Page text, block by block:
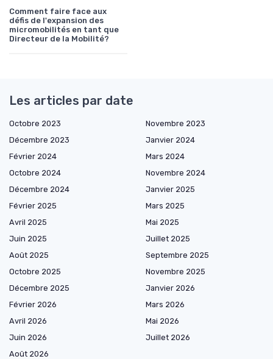
Comment faire face aux
défis de l'expansion des
micromobilités en tant que
Directeur de la Mobilité?
Les articles par date
Octobre 2023
Novembre 2023
Décembre 2023
Janvier 2024
Février 2024
Mars 2024
Octobre 2024
Novembre 2024
Décembre 2024
Janvier 2025
Février 2025
Mars 2025
Avril 2025
Mai 2025
Juin 2025
Juillet 2025
Août 2025
Septembre 2025
Octobre 2025
Novembre 2025
Décembre 2025
Janvier 2026
Février 2026
Mars 2026
Avril 2026
Mai 2026
Juin 2026
Juillet 2026
Août 2026